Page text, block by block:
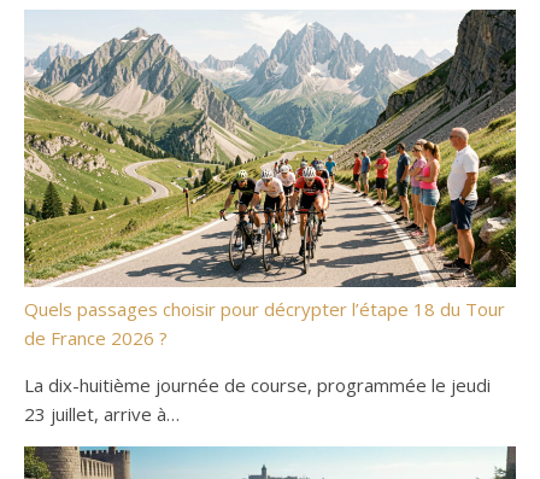
Quels passages choisir pour décrypter l’étape 18 du Tour
de France 2026 ?
La dix-huitième journée de course, programmée le jeudi
23 juillet, arrive à…